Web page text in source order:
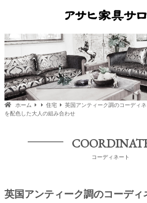
ホーム 住宅
英国アンティーク調のコーディ
を配色した大人の組み合わせ
コーディネート
英国アンティーク調のコーディ